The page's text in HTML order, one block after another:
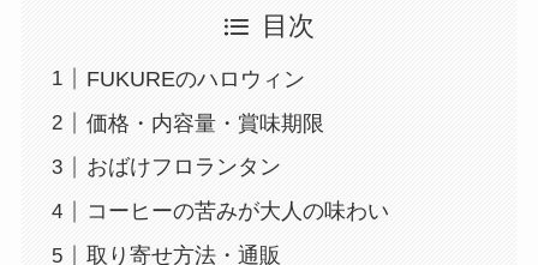
目次
FUKUREのハロウィン
価格・内容量・賞味期限
おばけフロランタン
コーヒーの苦みが大人の味わい
取り寄せ方法・通販